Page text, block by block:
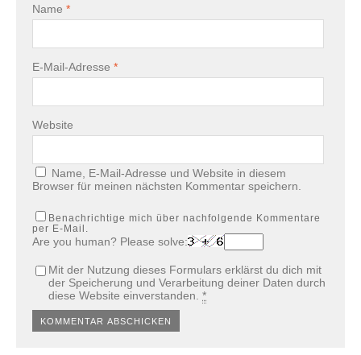
Name *
E-Mail-Adresse *
Website
Name, E-Mail-Adresse und Website in diesem
Browser für meinen nächsten Kommentar speichern.
Benachrichtige mich über nachfolgende Kommentare
per E-Mail.
Are you human? Please solve:
Mit der Nutzung dieses Formulars erklärst du dich mit
der Speicherung und Verarbeitung deiner Daten durch
diese Website einverstanden. *